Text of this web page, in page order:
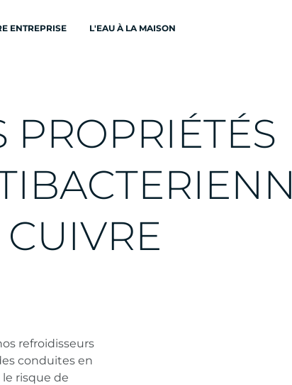
ENTREPRISE
CUISINE
D’EAU
L'EAU À LA MAISON
PROPRIÉTÉS
IBACTERIENN
CUIVRE
refroidisseurs
conduites en
risque de